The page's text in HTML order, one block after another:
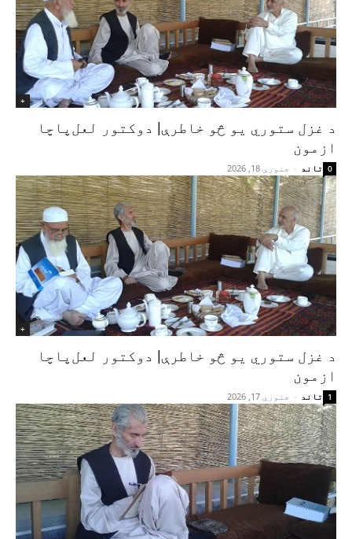
+
د غزل ستوري یو څو خاطرې| دوکتور لعل‌پاچا
ازمون
تاند - جنوري 18, 2026 0
+
د غزل ستوري یو څو خاطرې| دوکتور لعل‌پاچا
ازمون
تاند - جنوري 17, 2026 1